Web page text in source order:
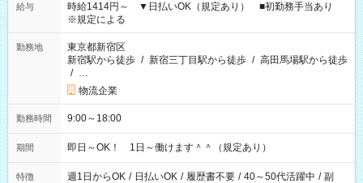
給与
時給1414円～ ▼日払いOK（規定あり） ■初勤務手当あり
※規定による
勤務地
東京都新宿区
新宿駅から徒歩 / 新宿三丁目駅から徒歩 / 高田馬場駅から徒歩
/ …
物流企業
勤務時間 9:00～18:00
期間 即日～OK！ 1日～働けます＾＾（規定あり）
特徴 週1日からOK / 日払いOK / 履歴書不要 / 40～50代活躍中 / 副